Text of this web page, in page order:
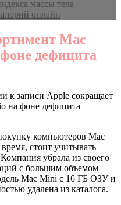
массы тела
онлайн
Mac
дефицита
к записи Apple сокращает
на фоне дефицита
компьютеров Mac
стоит учитывать
убрала из своего
с большим объемом
Mac Mini с 16 ГБ ОЗУ и
удалена из каталога.